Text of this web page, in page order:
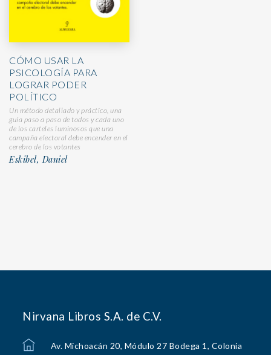
CÓMO USAR LA
PSICOLOGÍA PARA
LOGRAR PODER
POLÍTICO
Un método detallado y práctico, una
guía paso a paso de todos y cada uno
de los carteles luminosos que una
campaña electoral debe encender en el
cerebro de los votantes
Eskibel, Daniel
Nirvana Libros S.A. de C.V.
Av. Michoacán 20, Módulo 27 Bodega 1, Colonia